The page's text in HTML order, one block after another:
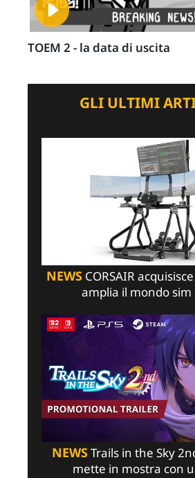
TOEM 2 - la data di uscita
GLI ULTIMI
NEWSCORSAIR
amplia il mondo sim
NEWSTrails in the Sky
mette in mostra con